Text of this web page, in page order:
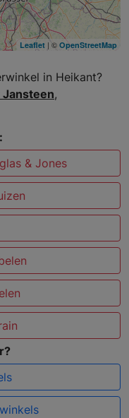
Leaflet | © OpenStreetMap
in Heikant?
Jansteen,
& Jones